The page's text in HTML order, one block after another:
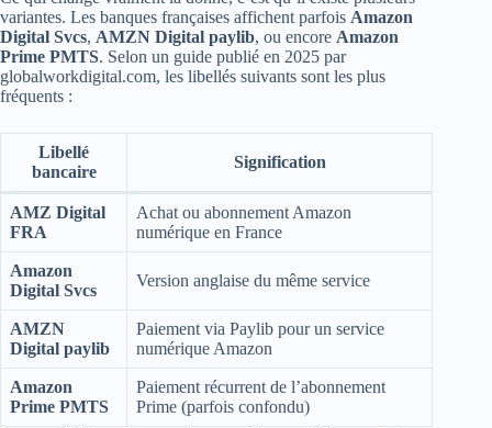
variantes. Les banques françaises affichent parfois Amazon
Digital Svcs, AMZN Digital paylib, ou encore Amazon
Prime PMTS. Selon un guide publié en 2025 par
globalworkdigital.com, les libellés suivants sont les plus
fréquents :
Libellé
bancaire
Signification
AMZ Digital
FRA
Achat ou abonnement Amazon
numérique en France
Amazon
Digital Svcs
Version anglaise du même service
AMZN
Digital paylib
Paiement via Paylib pour un service
numérique Amazon
Amazon
Prime PMTS
Paiement récurrent de l’abonnement
Prime (parfois confondu)